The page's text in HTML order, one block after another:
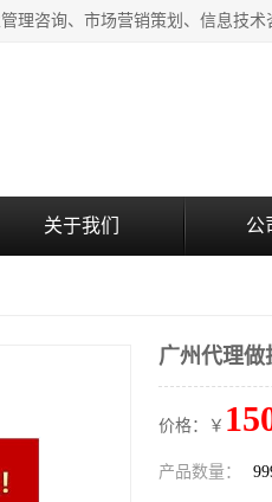
关于我们 公
广州代理做
价格：￥
产品数量：